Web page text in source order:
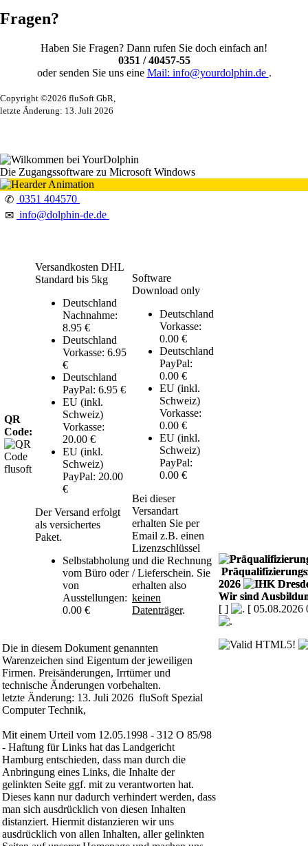
Fragen?
Haben Sie Fragen? Dann rufen Sie doch einfach an!
0351 / 40457-55
oder senden Sie uns eine Mail: info@yourdolphin.de .
Copyright ©2026 fluSoft GbR,
letzte Änderung: 13. Juli 2026
Die Zugangssoftware zu Microsoft Windows
✆ 0351 404570
✉ info@dolphin-de.de
QR
Code:
Versandkosten DHL
Standard bis 5kg
Deutschland
Nachnahme:
8.95 €
Deutschland
Vorkasse: 6.95
€
Deutschland
PayPal: 6.95 €
EU (inkl.
Schweiz)
Vorkasse:
20.00 €
EU (inkl.
Schweiz)
PayPal: 20.00
€
Der Versand erfolgt
als versichertes
Paket.
Selbstabholung
vom Büro oder
von
Ausstellungen:
0.00 €
Software
Download only
Deutschland
Vorkasse:
0.00 €
Deutschland
PayPal:
0.00 €
EU (inkl.
Schweiz)
Vorkasse:
0.00 €
EU (inkl.
Schweiz)
PayPal:
0.00 €
Bei dieser
Versandart
erhalten Sie per
Email z.B. einen
Lizenzschlüssel
und die Rechnung
/ Lieferschein. Sie
erhalten also
keinen
Datenträger.
Die in diesem Dokument genannten
Warenzeichen sind Eigentum der jeweiligen
Firmen. Preisänderungen, Irrtümer und
technische Änderungen vorbehalten.
letzte Änderung: 13. Juli 2026 fluSoft Spezial
Computer Technik,
Mit einem Urteil vom 12.05.1998 - 312 O 85/98
- Haftung für Links hat das Landgericht
Hamburg entschieden, dass man durch die
Anbringung eines Links, die Inhalte der
gelinkten Seite ggf. mit zu verantworten hat.
Dieses kann nur dadurch verhindert werden, dass
man sich ausdrücklich von diesen Inhalten
distanziert. Hiermit distanzieren wir uns
ausdrücklich von allen Inhalten, aller gelinkten
2026
Wir sind
[ ] [ 05.08.2026